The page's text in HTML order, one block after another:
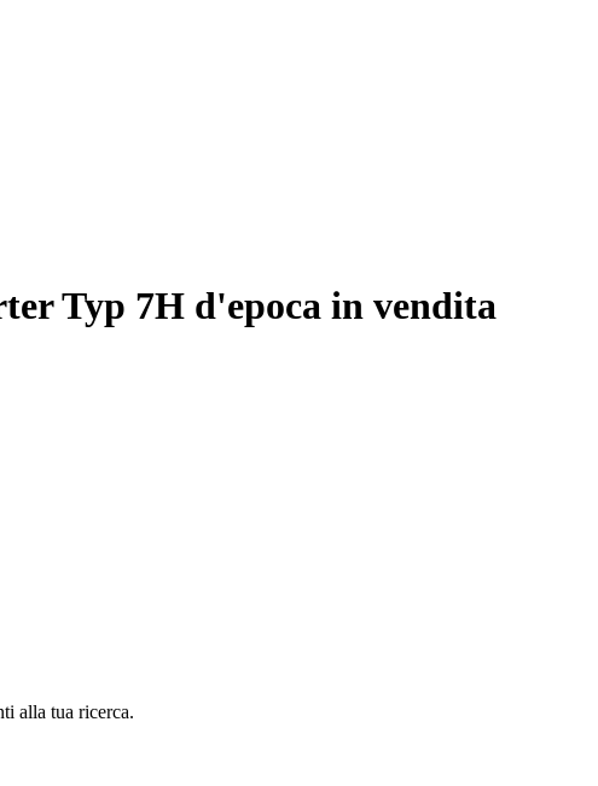
Typ 7H d'epoca in vendita
alla tua ricerca.